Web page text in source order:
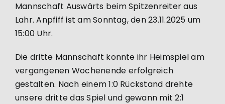
Mannschaft Auswärts beim Spitzenreiter aus
Lahr. Anpfiff ist am Sonntag, den 23.11.2025 um
15:00 Uhr.
Die dritte Mannschaft konnte ihr Heimspiel am
vergangenen Wochenende erfolgreich
gestalten. Nach einem 1:0 Rückstand drehte
unsere dritte das Spiel und gewann mit 2:1